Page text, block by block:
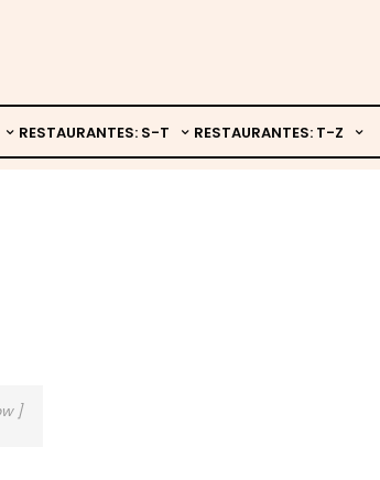
RESTAURANTES: S-T RESTAURANTES: T-Z